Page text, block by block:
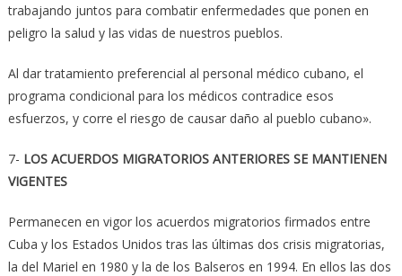
trabajando juntos para combatir enfermedades que ponen en
peligro la salud y las vidas de nuestros pueblos.
Al dar tratamiento preferencial al personal médico cubano, el
programa condicional para los médicos contradice esos
esfuerzos, y corre el riesgo de causar daño al pueblo cubano».
7- LOS ACUERDOS MIGRATORIOS ANTERIORES SE MANTIENEN
VIGENTES
Permanecen en vigor los acuerdos migratorios firmados entre
Cuba y los Estados Unidos tras las últimas dos crisis migratorias,
la del Mariel en 1980 y la de los Balseros en 1994. En ellos las dos